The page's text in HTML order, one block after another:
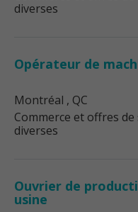
diverses
Opérateur de
Montréal , QC
Commerce et offres de
diverses
Ouvrier de
usine